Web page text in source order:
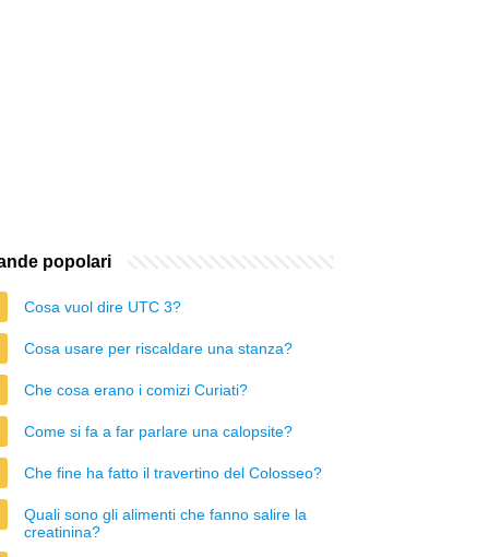
popolari
Cosa vuol dire UTC 3?
Cosa usare per riscaldare una stanza?
Che cosa erano i comizi Curiati?
Come si fa a far parlare una calopsite?
Che fine ha fatto il travertino del Colosseo?
Quali sono gli alimenti che fanno salire la
creatinina?